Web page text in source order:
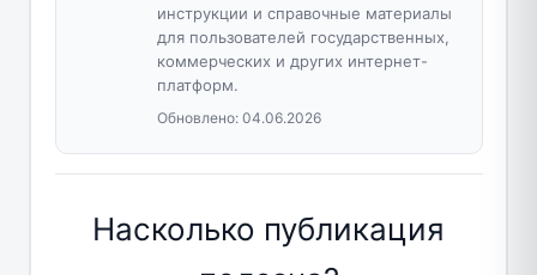
инструкции и справочные материалы
для пользователей государственных,
коммерческих и других интернет-
платформ.
Обновлено: 04.06.2026
Насколько публикация